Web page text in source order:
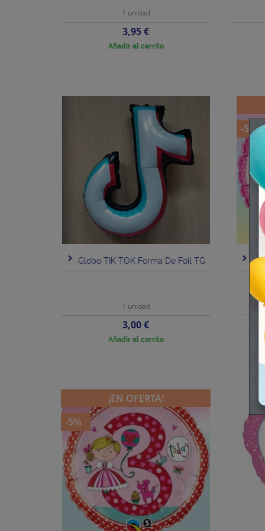
1 unidad
Precio
3,95 €
Añadir al carrito
Globo TIK TOK Forma De Foil TG
1 unidad
Precio
3,00 €
Añadir al carrito
-5%
¡EN OFERTA!
-5%